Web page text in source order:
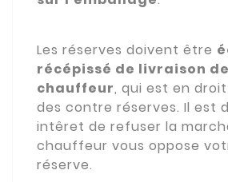
Les réserves doivent être
récépissé de livraison
chauffeur, qui est en
des contre réserves. Il est
intêret de refuser la
chauffeur vous oppose
réserve.